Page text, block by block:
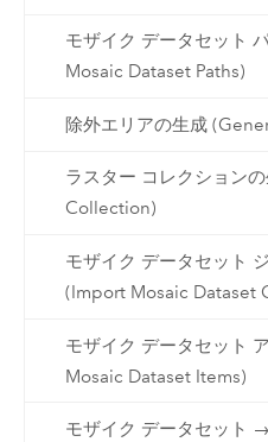
モザイク データセット
Mosaic Dataset Paths)
除外エリアの生成
ラスター コレクション
Collection)
モザイク データセット
(Import Mosaic Dataset
モザイク データセット
Mosaic Dataset Items)
モザイク データセット